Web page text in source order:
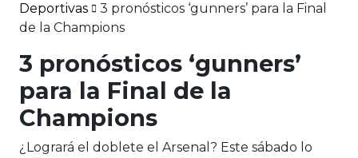
Deportivas
3 pronósticos ‘gunners’ para la Final
de la Champions
3 pronósticos ‘gunners’
para la Final de la
Champions
¿Logrará el doblete el Arsenal? Este sábado lo